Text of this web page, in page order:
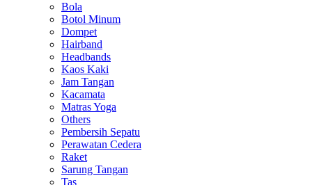
Bola
Botol Minum
Dompet
Hairband
Headbands
Kaos Kaki
Jam Tangan
Kacamata
Matras Yoga
Others
Pembersih Sepatu
Perawatan Cedera
Raket
Sarung Tangan
Tas